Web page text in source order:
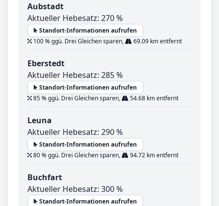
Aubstadt
Aktueller Hebesatz: 270 %
Standort-Informationen aufrufen
100 % ggü. Drei Gleichen sparen,
69.09 km entfernt
Eberstedt
Aktueller Hebesatz: 285 %
Standort-Informationen aufrufen
85 % ggü. Drei Gleichen sparen,
54.68 km entfernt
Leuna
Aktueller Hebesatz: 290 %
Standort-Informationen aufrufen
80 % ggü. Drei Gleichen sparen,
94.72 km entfernt
Buchfart
Aktueller Hebesatz: 300 %
Standort-Informationen aufrufen